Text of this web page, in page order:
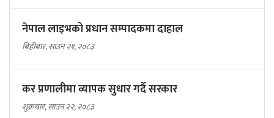
नेपाल लाइभको प्रधान सम्पादकमा दाहाल
बिहीबार, साउन २१, २०८३
कर प्रणालीमा व्यापक सुधार गर्दै सरकार
शुक्रबार, साउन २२, २०८३